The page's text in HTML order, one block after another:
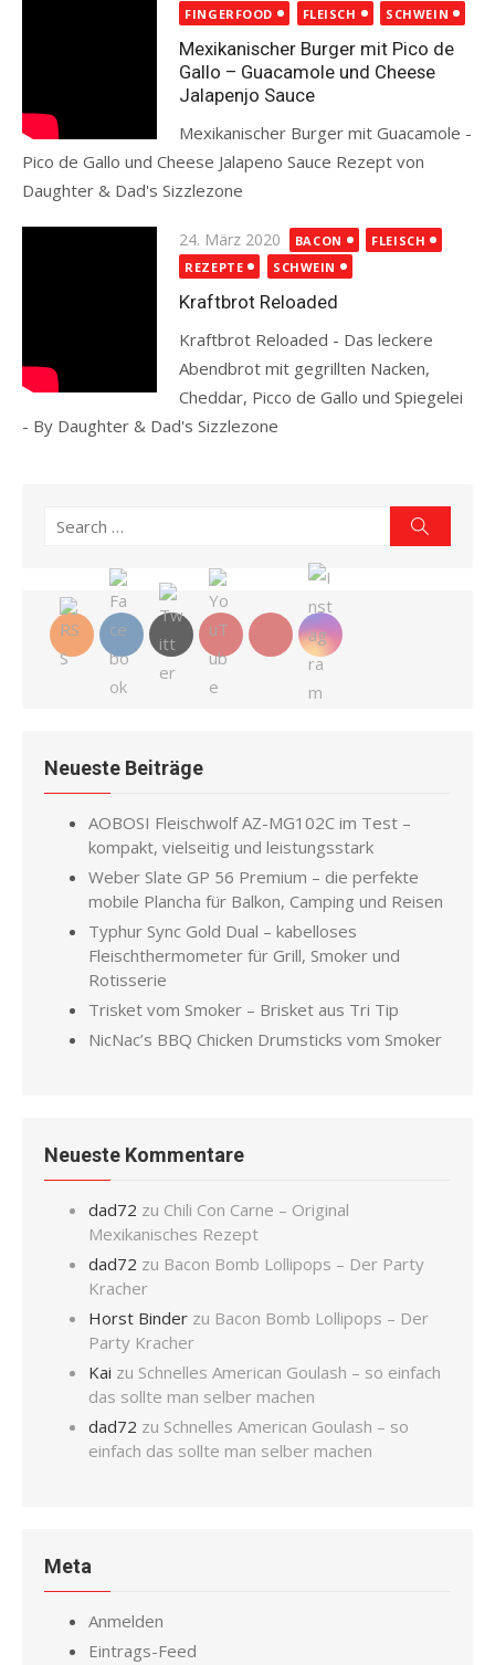
on
FINGERFOOD
FLEISCH SCHWEIN
Mexikanischer Burger mit Pico de
Gallo – Guacamole und Cheese
Jalapenjo Sauce
Mexikanischer Burger mit Guacamole -
Pico de Gallo und Cheese Jalapeno Sauce Rezept von
Daughter & Dad's Sizzlezone
Posted
on
24. März 2020 BACON
FLEISCH
REZEPTE
SCHWEIN
Kraftbrot Reloaded
Kraftbrot Reloaded - Das leckere
Abendbrot mit gegrillten Nacken,
Cheddar, Picco de Gallo und Spiegelei
- By Daughter & Dad's Sizzlezone
Search
Neueste Beiträge
AOBOSI Fleischwolf AZ-MG102C im Test –
kompakt, vielseitig und leistungsstark
Weber Slate GP 56 Premium – die perfekte
mobile Plancha für Balkon, Camping und Reisen
Typhur Sync Gold Dual – kabelloses
Fleischthermometer für Grill, Smoker und
Rotisserie
Trisket vom Smoker – Brisket aus Tri Tip
NicNac’s BBQ Chicken Drumsticks vom Smoker
Neueste Kommentare
dad72 zu Chili Con Carne – Original
Mexikanisches Rezept
dad72 zu Bacon Bomb Lollipops – Der Party
Kracher
Horst Binder zu Bacon Bomb Lollipops – Der
Party Kracher
Kai zu Schnelles American Goulash – so einfach
das sollte man selber machen
dad72 zu Schnelles American Goulash – so
einfach das sollte man selber machen
Meta
Anmelden
Eintrags-Feed